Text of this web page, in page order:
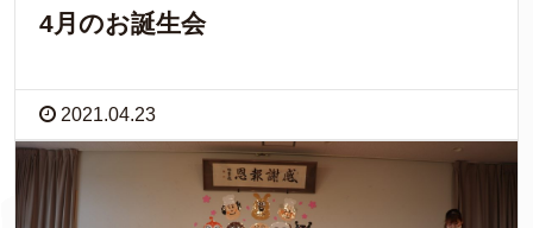
4月のお誕生会
2021.04.23